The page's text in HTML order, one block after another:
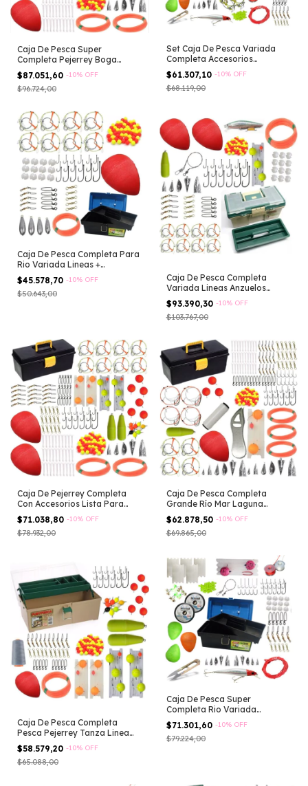
Caja De Pesca Super
Completa Pejerrey Boga
Carpa Dorado Tara
$87.051,60 -10% OFF
$96.724,00
Set Caja De Pesca Variada
Completa Accesorios
Infaltables Negro
$61.307,10 -10% OFF
$68.119,00
Caja De Pesca Completa Para
Rio Variada Lineas +
Accesorios Boya Plomadas
Rotores Perlas Mosquetones
Esmerillones
$45.578,70 -10% OFF
$50.643,00
Caja De Pesca Completa
Variada Lineas Anzuelos
Plomadas P201
$93.390,30 -10% OFF
$103.767,00
Caja De Pejerrey Completa
Con Accesorios Lista Para
Pescar!! Anzuelos Boyas
Perlas Esmerillones
$71.038,80 -10% OFF
$78.932,00
Caja De Pesca Completa
Grande Río Mar Laguna
Pejerrey Corvina Tararira
Dorado Surubi Lineas Tanza
Boyas Plomadas
$62.878,50 -10% OFF
$69.865,00
Caja De Pesca Completa
Pesca Pejerrey Tanza Linea
Yo-yo
$58.579,20 -10% OFF
$65.088,00
Caja De Pesca Super
Completa Rio Variada
Accesorios + Lineas
$71.301,60 -10% OFF
$79.224,00